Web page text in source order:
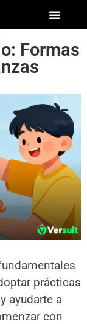
Formas
prácticas
ayudarte a
con